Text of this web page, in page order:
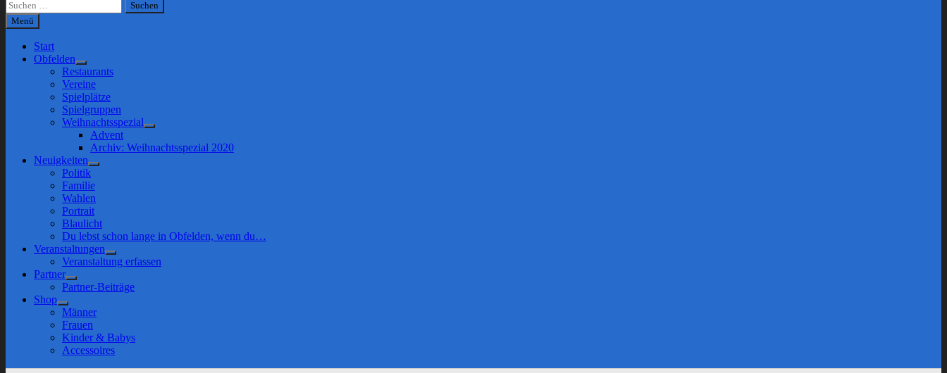
Suchen
nach:
Menü
Start
Obfelden
Show
sub
menu
Restaurants
Vereine
Spielplätze
Spielgruppen
Weihnachtsspezial
Show
menu
Advent
Archiv: Weihnachtsspezial 2020
Neuigkeiten
Show
menu
Politik
Familie
Wahlen
Portrait
Blaulicht
Du lebst schon lange in Obfelden, wenn du…
Veranstaltungen
Show
sub
Veranstaltung erfassen
Partner
Show
sub
Partner-Beiträge
Shop
Show
sub
menu
Männer
Frauen
Kinder & Babys
Accessoires